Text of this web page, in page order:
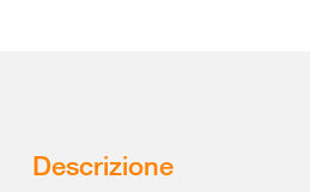
Descrizione